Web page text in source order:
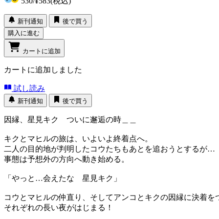
新刊通知
後で買う
購入に進む
カートに追加
カートに追加しました
試し読み
新刊通知 後で買う
因縁、星見キク ついに邂逅の時＿＿
キクとマヒルの旅は、いよいよ終着点へ。
二人の目的地が判明したコウたちもあとを追おうとするが…
事態は予想外の方向へ動き始める。
「やっと…会えたな 星見キク」
コウとマヒルの仲直り、そしてアンコとキクの因縁に決着を
それぞれの長い夜がはじまる！